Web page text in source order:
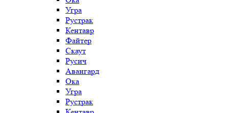
Угра
Рустрак
Кентавр
Файтер
Скаут
Русич
Авангард
Ока
Угра
Рустрак